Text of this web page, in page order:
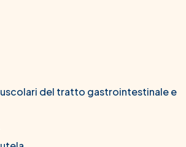
del tratto gastrointestinale e